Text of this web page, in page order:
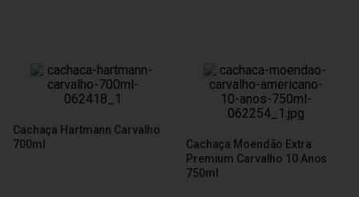
Cachaça Hartmann Carvalho
700ml
Cachaça Moendão Extra
Premium Carvalho 10 Anos
750ml